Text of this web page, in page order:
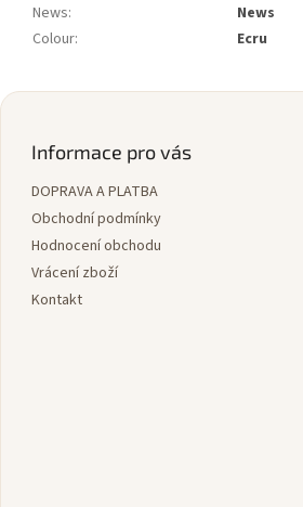
News:
News
Colour: Ecru
Z
Informace pro vás
DOPRAVA A PLATBA
Obchodní podmínky
Hodnocení obchodu
Vrácení zboží
Kontakt